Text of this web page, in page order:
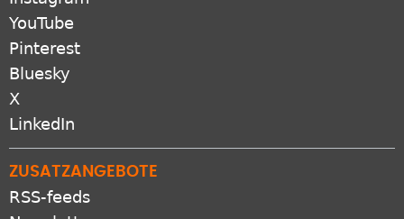
Instagram
YouTube
Pinterest
Bluesky
X
ZUSATZANGEBOTE
RSS-feeds